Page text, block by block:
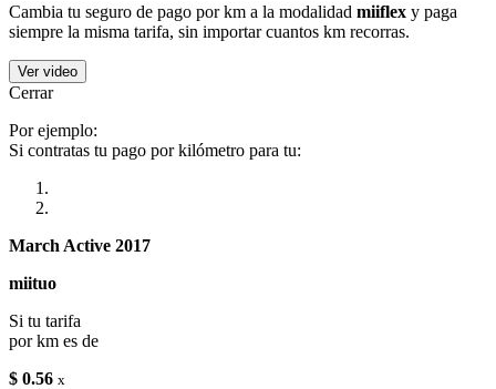
Cambia tu seguro de pago por km a la modalidad miiflex y paga
siempre la misma tarifa, sin importar cuantos km recorras.
Ver video
Cerrar
Por ejemplo:
Si contratas tu pago por kilómetro para tu:
March Active 2017
miituo
Si tu tarifa
por km es de
$ 0.56 x